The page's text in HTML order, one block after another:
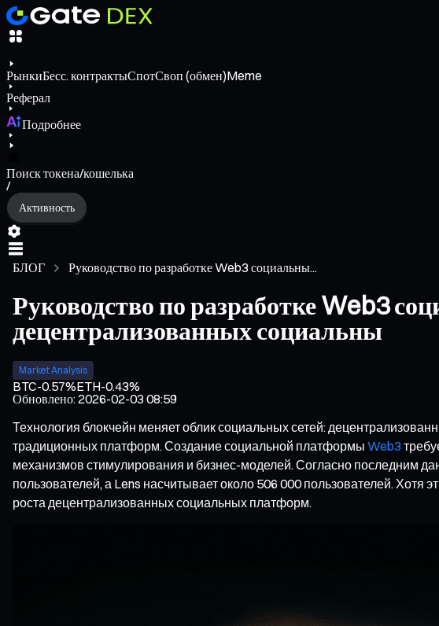
РынкиБесс. контрактыСпотСвоп (обмен)Meme
Реферал
Подробнее
Поиск токена/кошелька
/
Активность
БЛОГ Руководство по разработке Web3 социальны...
Руководство по разработке Web3
децентрализованных социальны
Market Analysis
BTC-0.57%ETH-0.43%
Обновлено:2026-02-03 08:59
Технология блокчейн меняет облик социальных сетей:
традиционных платформ. Создание социальной платформы Web3
механизмов стимулирования и бизнес-моделей. Согласно последним
пользователей, а Lens насчитывает около 506 000 пользователей.
роста децентрализованных социальных платформ.